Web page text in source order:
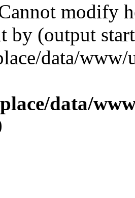
modify
by (output
data/
data/